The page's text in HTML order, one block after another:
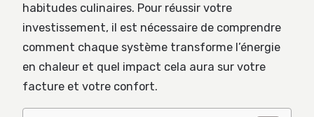
habitudes culinaires. Pour réussir votre
investissement, il est nécessaire de comprendre
comment chaque système transforme l’énergie
en chaleur et quel impact cela aura sur votre
facture et votre confort.